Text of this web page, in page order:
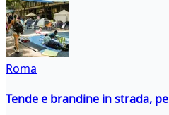
Roma
Tende e brandine in strada,